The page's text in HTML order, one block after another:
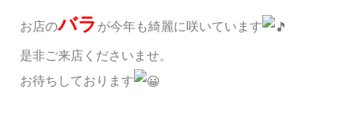
お店のバラ が今年も綺麗に咲いています
是非ご来店くださいませ。
お待ちしております